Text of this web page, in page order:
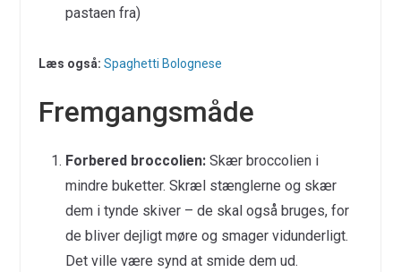
pastaen fra)
Læs også: Spaghetti Bolognese
Fremgangsmåde
Forbered broccolien:Skær broccolien i
mindre buketter. Skræl stænglerne og skær
dem i tynde skiver – de skal også bruges, for
de bliver dejligt møre og smager vidunderligt.
Det ville være synd at smide dem ud.